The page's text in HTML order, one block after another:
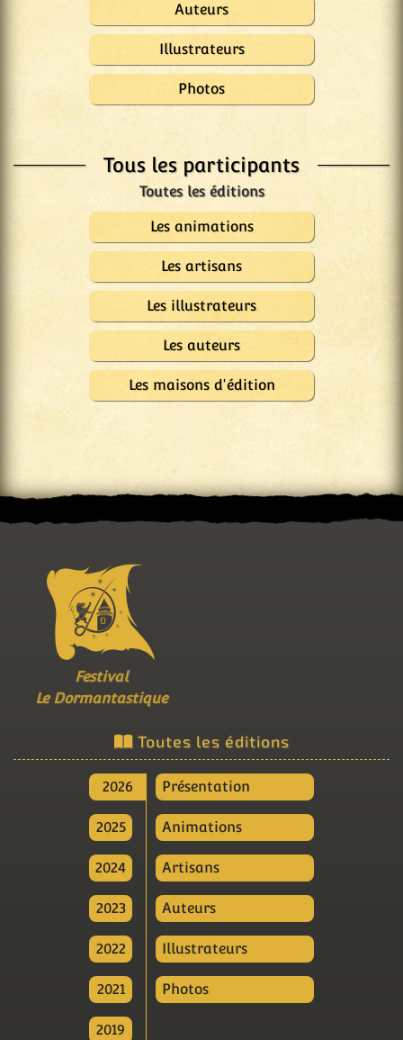
Auteurs
Illustrateurs
Photos
Tous les participants
Les animations
Les artisans
Les illustrateurs
Les auteurs
Les maisons d'édition
Festival
Le Dormantastique
Toutes les éditions
2026
2025
2024
2023
2022
2021
2019
Présentation
Animations
Artisans
Auteurs
Illustrateurs
Photos